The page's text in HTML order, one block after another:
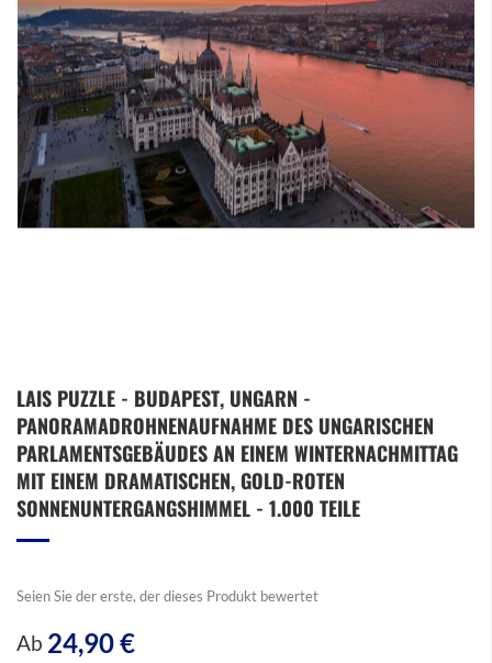
Anfang
der
Bildergalerie
springen
LAIS PUZZLE - BUDAPEST, UNGARN -
PANORAMADROHNENAUFNAHME DES UNGARISCHEN
PARLAMENTSGEBÄUDES AN EINEM WINTERNACHMITTAG
MIT EINEM DRAMATISCHEN, GOLD-ROTEN
SONNENUNTERGANGSHIMMEL - 1.000 TEILE
Seien Sie der erste, der dieses Produkt bewertet
Ab 24,90 €